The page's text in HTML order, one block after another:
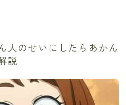
人のせいにしたらあかん
説